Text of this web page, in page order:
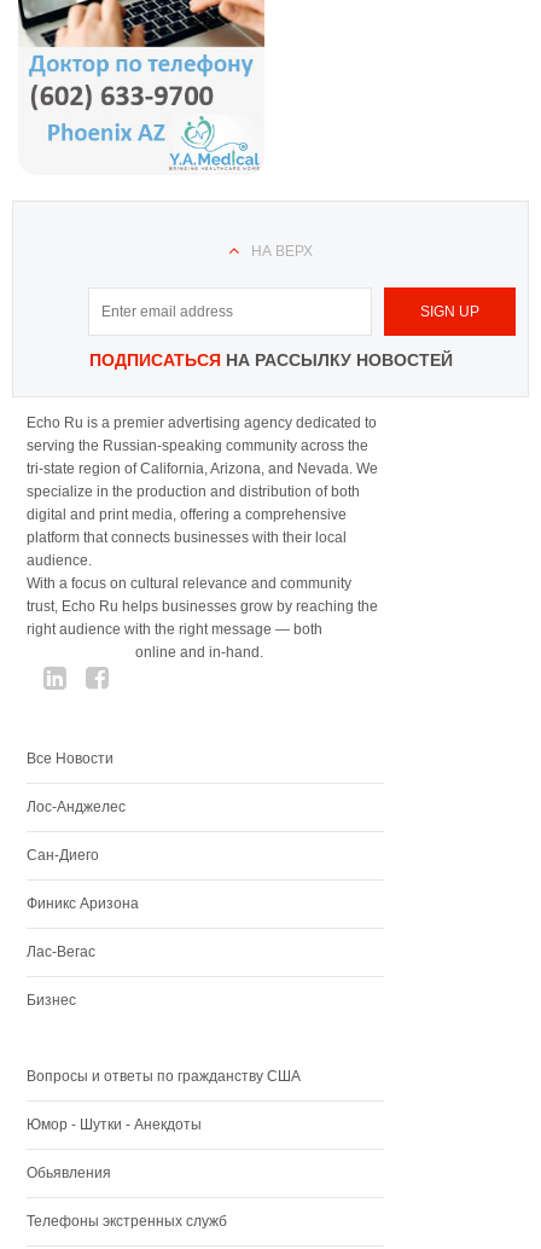
НА ВЕРХ
ПОДПИСАТЬСЯНА РАССЫЛКУ НОВОСТЕЙ
Echo Ru is a premier advertising agency dedicated to
serving the Russian-speaking community across the
tri-state region of California, Arizona, and Nevada. We
specialize in the production and distribution of both
digital and print media, offering a comprehensive
platform that connects businesses with their local
audience.
With a focus on cultural relevance and community
trust, Echo Ru helps businesses grow by reaching the
right audience with the right message — both
online and in-hand.
Все Новости
Лос-Анджелес
Сан-Диего
Финикс Аризона
Лас-Вегас
Бизнес
Вопросы и ответы по гражданству США
Юмор - Шутки - Анекдоты
Обьявления
Телефоны экстренных служб